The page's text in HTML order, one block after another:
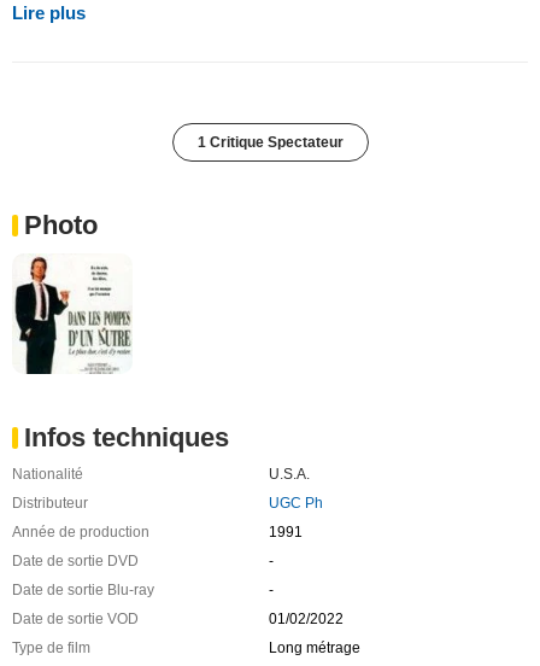
Lire plus
1 Critique Spectateur
Photo
Infos techniques
Nationalité
U.S.A.
Distributeur
UGC Ph
Année de production
1991
Date de sortie DVD
-
Date de sortie Blu-ray
-
Date de sortie VOD
01/02/2022
Type de film
Long métrage